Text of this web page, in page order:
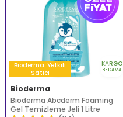
Bioderma Yetkili
Satıcı
KARGO
BEDAVA
Bioderma
Bioderma Abcderm Foaming
Gel Temizleme Jeli 1 Litre